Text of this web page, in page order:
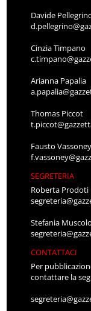
Davide
Cinzia Timpano
Arianna Papalia
Thomas Piccot
Fausto Vassoney
SEGRETERIA
Roberta Prodoti
Stefania Muscolo
CONTATTACI
Per
contattare la